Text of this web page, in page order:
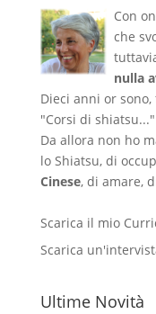
Con
che
nulla
Dieci anni or
"Corsi di shiatsu..."
Da allora non ho
lo Shiatsu, di
Cinese, di amare,
Scarica il mio
Scarica
Ultime Novità